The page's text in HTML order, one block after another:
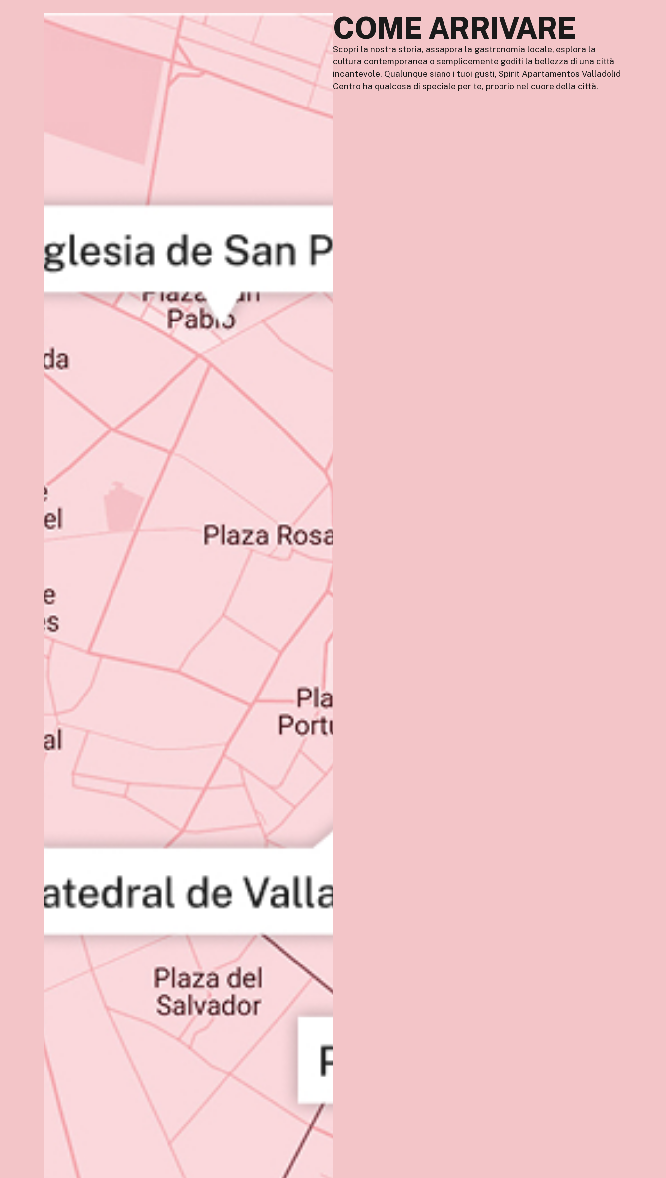
COME ARRIVARE
Scopri la nostra storia, assapora la gastronomia locale, esplora la
cultura contemporanea o semplicemente goditi la bellezza di una città
incantevole. Qualunque siano i tuoi gusti, Spirit Apartamentos Valladolid
Centro ha qualcosa di speciale per te, proprio nel cuore della città.